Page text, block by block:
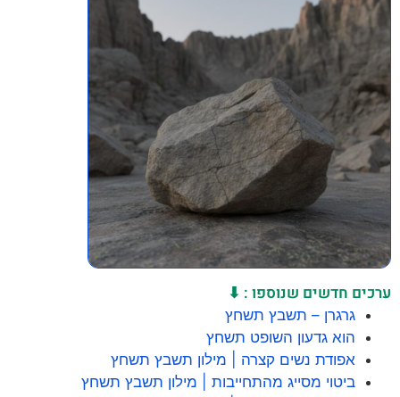
ערכים חדשים שנוספו : ⬇
גרגרן – תשבץ תשחץ
הוא גדעון השופט תשחץ
אפודת נשים קצרה | מילון תשבץ תשחץ
ביטוי מסייג מהתחייבות | מילון תשבץ תשחץ